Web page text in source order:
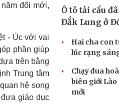
đổi mới,
- Úc với vai
phần giúp
trên bằng
Trung tâm
hệ song
giáo dục
Ô tô tải cẩu
Đắk Lung ở
Hai cha con
lúc rạng
Chạy đua
biên giới Lào
mới